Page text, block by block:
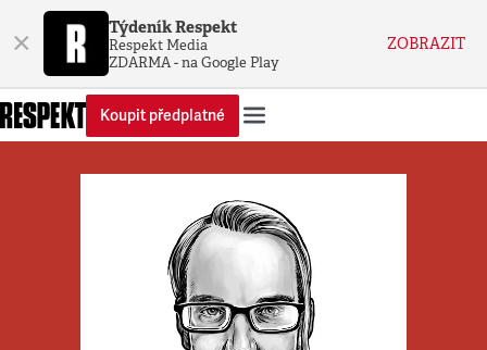
× Týdeník Respekt
Respekt Media
ZDARMA - na Google Play
ZOBRAZIT
Koupit předplatné